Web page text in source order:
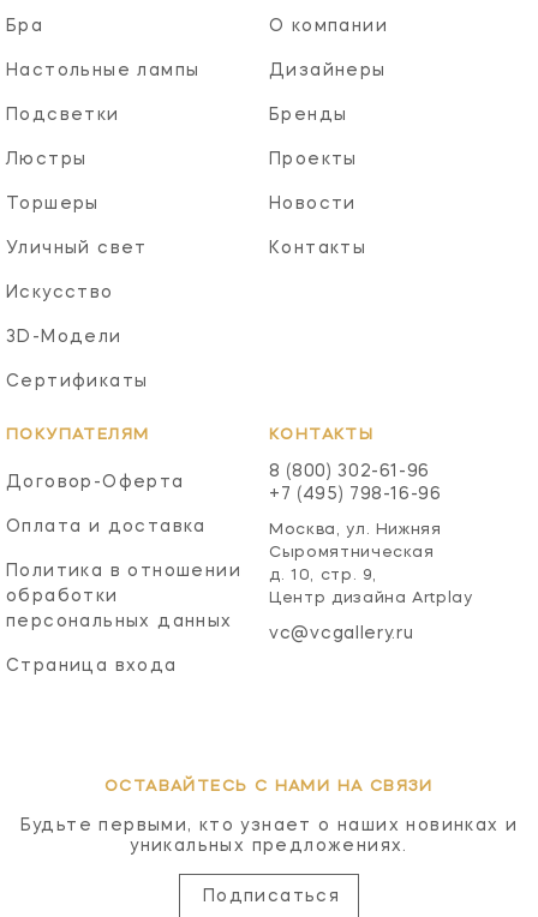
Бра
Настольные лампы
Подсветки
Люстры
Торшеры
Уличный свет
Искусство
3D-Модели
Сертификаты
О компании
Дизайнеры
Бренды
Проекты
Новости
Контакты
ПОКУПАТЕЛЯМ
Договор-Оферта
Оплата и доставка
Политика в отношении
обработки
персональных данных
Страница входа
КОНТАКТЫ
8 (800) 302-61-96
+7 (495) 798-16-96
Москва, ул. Нижняя
Сыромятническая
д. 10, стр. 9,
Центр дизайна Artplay
vc@vcgallery.ru
ОСТАВАЙТЕСЬ С НАМИ НА СВЯЗИ
Будьте первыми, кто узнает о наших новинках и
уникальных предложениях.
Подписаться